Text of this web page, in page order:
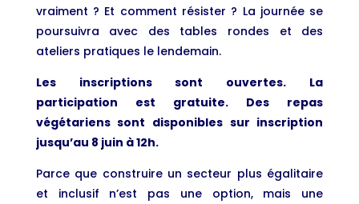
vraiment ? Et comment résister ? La journée se
poursuivra avec des tables rondes et des
ateliers pratiques le lendemain.
Les inscriptions sont ouvertes. La
participation est gratuite. Des repas
végétariens sont disponibles sur inscription
jusqu’au 8 juin à 12h.
Parce que construire un secteur plus égalitaire
et inclusif n’est pas une option, mais une